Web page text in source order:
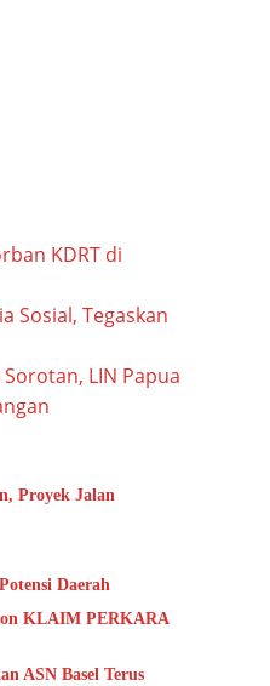
KDRT di
Sosial, Tegaskan
LIN Papua
Proyek Jalan
Daerah
KLAIM PERKARA
ASN Basel Terus